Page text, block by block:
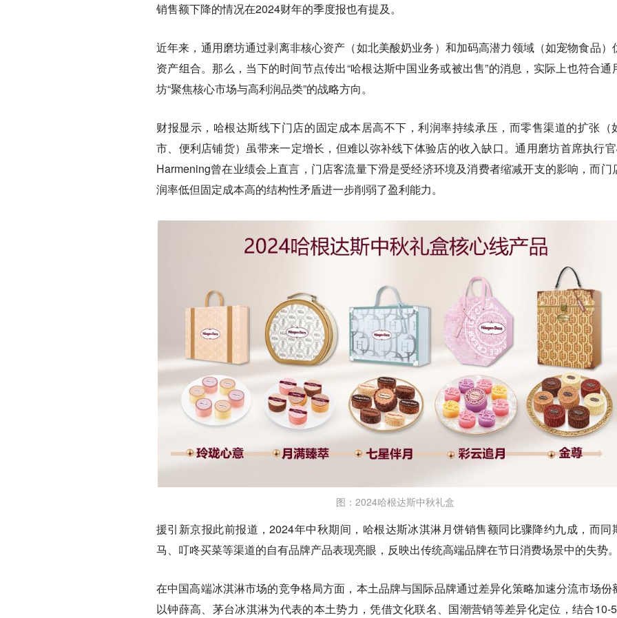
销售额下降的情况在2024财年的季度报也有提及。
近年来，通用磨坊通过剥离非核心资产（如北美酸奶业务）和加码高潜力领域（如宠物食品）
资产组合。那么，当下的时间节点传出“哈根达斯中国业务或被出售”的消息，实际上也符合通
坊“聚焦核心市场与高利润品类”的战略方向。
财报显示，哈根达斯线下门店的固定成本居高不下，利润率持续承压，而零售渠道的扩张（
市、便利店铺货）虽带来一定增长，但难以弥补线下体验店的收入缺口。通用磨坊首席执行
Harmening曾在业绩会上直言，门店客流量下滑是受经济环境及消费者缩减开支的影响，而门
润率低但固定成本高的结构性矛盾进一步削弱了盈利能力。
图：2024哈根达斯中秋礼盒
援引新京报此前报道，2024年中秋期间，哈根达斯冰淇淋月饼销售额同比骤降约九成，而同
马、叮咚买菜等渠道的自有品牌产品表现亮眼，反映出传统高端品牌在节日消费场景中的失势
在中国高端冰淇淋市场的竞争格局方面，本土品牌与国际品牌通过差异化策略加速分流市场份
以钟薛高、茅台冰淇淋为代表的本土势力，凭借文化联名、国潮营销等差异化定位，结合10-